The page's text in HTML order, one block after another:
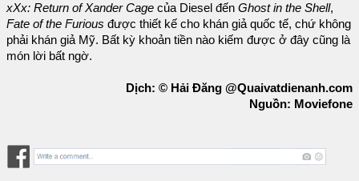
xXx: Return of Xander Cage của Diesel đến Ghost in the Shell,
Fate of the Furious được thiết kế cho khán giả quốc tế, chứ không
phải khán giả Mỹ. Bất kỳ khoản tiền nào kiếm được ở đây cũng là
món lời bất ngờ.
Dịch: © Hải Đăng @Quaivatdienanh.com
Nguồn: Moviefone